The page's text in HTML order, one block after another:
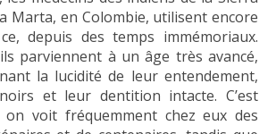
Marta, en Colombie, utilisent encore
depuis des temps immémoriaux.
parviennent à un âge très avancé,
la lucidité de leur entendement,
et leur dentition intacte. C’est
on voit fréquemment chez eux des